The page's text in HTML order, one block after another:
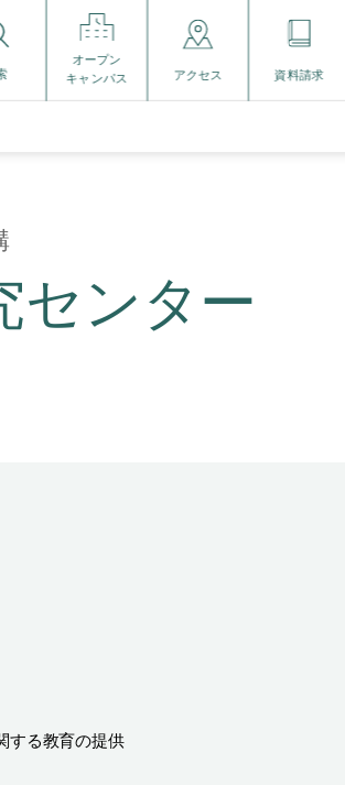
オープン
キャンパス アクセス 資料請求
センター
する教育の提供